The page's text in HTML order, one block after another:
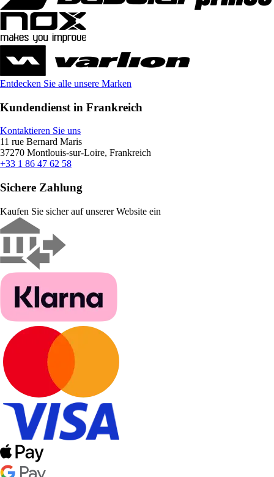
Entdecken Sie alle unsere Marken
Kundendienst in Frankreich
Kontaktieren Sie uns
11 rue Bernard Maris
37270 Montlouis-sur-Loire, Frankreich
+33 1 86 47 62 58
Sichere Zahlung
Kaufen Sie sicher auf unserer Website ein